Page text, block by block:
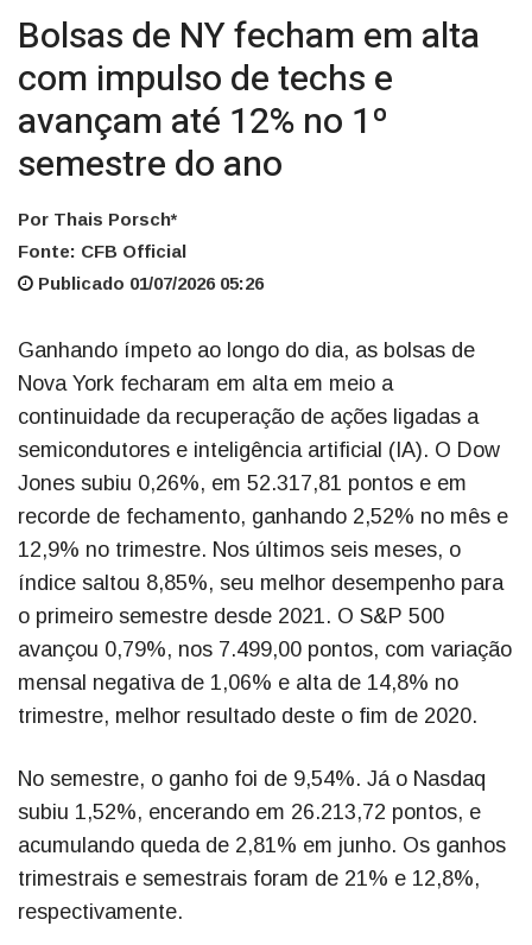
Bolsas de NY fecham em alta
com impulso de techs e
avançam até 12% no 1º
semestre do ano
Por Thais Porsch*
Fonte: CFB Official
Publicado 01/07/2026 05:26
Ganhando ímpeto ao longo do dia, as bolsas de
Nova York fecharam em alta em meio a
continuidade da recuperação de ações ligadas a
semicondutores e inteligência artificial (IA). O Dow
Jones subiu 0,26%, em 52.317,81 pontos e em
recorde de fechamento, ganhando 2,52% no mês e
12,9% no trimestre. Nos últimos seis meses, o
índice saltou 8,85%, seu melhor desempenho para
o primeiro semestre desde 2021. O S&P 500
avançou 0,79%, nos 7.499,00 pontos, com variação
mensal negativa de 1,06% e alta de 14,8% no
trimestre, melhor resultado deste o fim de 2020.
No semestre, o ganho foi de 9,54%. Já o Nasdaq
subiu 1,52%, encerando em 26.213,72 pontos, e
acumulando queda de 2,81% em junho. Os ganhos
trimestrais e semestrais foram de 21% e 12,8%,
respectivamente.